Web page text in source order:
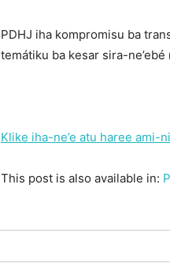
PDHJ iha kompromisu ba
temátiku ba kesar sira-
Klike iha-ne’e atu haree
This post is also available in: